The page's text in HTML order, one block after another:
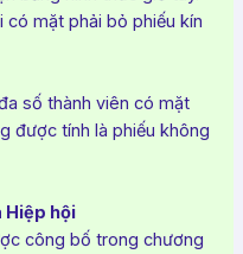
mặt phải bỏ phiếu kín
số thành viên có mặt
được tính là phiếu không
Hiệp hội
công bố trong chương